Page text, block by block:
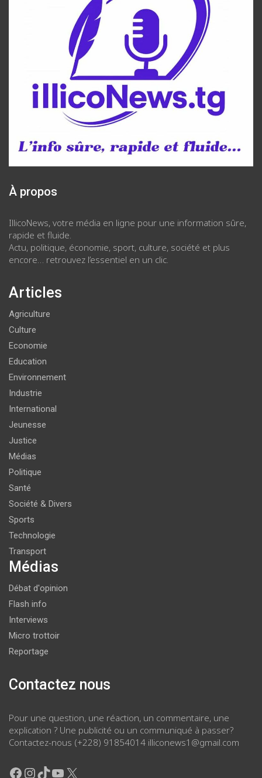
À propos
IllicoNews, votre média en ligne pour une information sûre,
rapide et fluide.
Actu, politique, économie, sport, culture, société et plus
encore… retrouvez l’essentiel en un clic.
Articles
Agriculture
Culture
Economie
Education
Environnement
Industrie
International
Jeunesse
Justice
Médias
Politique
Santé
Société & Divers
Sports
Technologie
Transport
Médias
Débat d'opinion
Flash info
Interviews
Micro trottoir
Reportage
Contactez nous
Pour une question, une réaction, un commentaire, une
explication ? Une publicité ou un communiqué à passer?
Contactez-nous (+228) 91854014 illiconews1@gmail.com
Facebook
Instagram
TikTok
YouTube
X